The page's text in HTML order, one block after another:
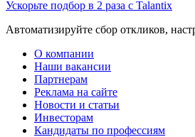
Ускорьте подбор в 2 раза с Talantix
Автоматизируйте сбор откликов,
О компании
Наши вакансии
Партнерам
Реклама на сайте
Новости и статьи
Инвесторам
Кандидаты по профессиям